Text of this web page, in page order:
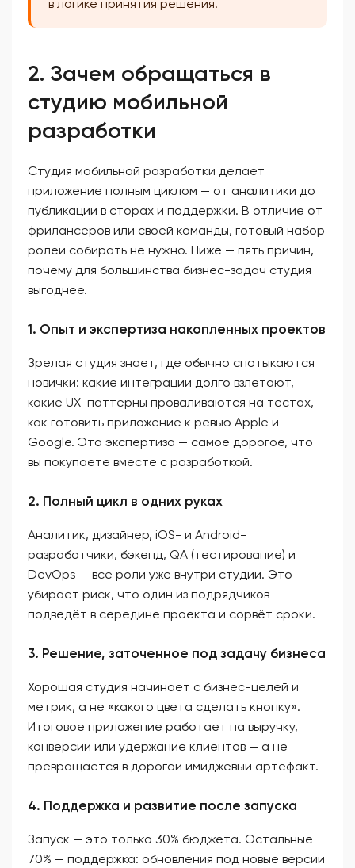
в логике принятия решения.
2. Зачем обращаться в
студию мобильной
разработки
Студия мобильной разработки делает
приложение полным циклом — от аналитики до
публикации в сторах и поддержки. В отличие от
фрилансеров или своей команды, готовый набор
ролей собирать не нужно. Ниже — пять причин,
почему для большинства бизнес-задач студия
выгоднее.
1. Опыт и экспертиза накопленных проектов
Зрелая студия знает, где обычно спотыкаются
новички: какие интеграции долго взлетают,
какие UX-паттерны проваливаются на тестах,
как готовить приложение к ревью Apple и
Google. Эта экспертиза — самое дорогое, что
вы покупаете вместе с разработкой.
2. Полный цикл в одних руках
Аналитик, дизайнер, iOS- и Android-
разработчики, бэкенд, QA (тестирование) и
DevOps — все роли уже внутри студии. Это
убирает риск, что один из подрядчиков
подведёт в середине проекта и сорвёт сроки.
3. Решение, заточенное под задачу бизнеса
Хорошая студия начинает с бизнес-целей и
метрик, а не «какого цвета сделать кнопку».
Итоговое приложение работает на выручку,
конверсии или удержание клиентов — а не
превращается в дорогой имиджевый артефакт.
4. Поддержка и развитие после запуска
Запуск — это только 30% бюджета. Остальные
70% — поддержка: обновления под новые версии